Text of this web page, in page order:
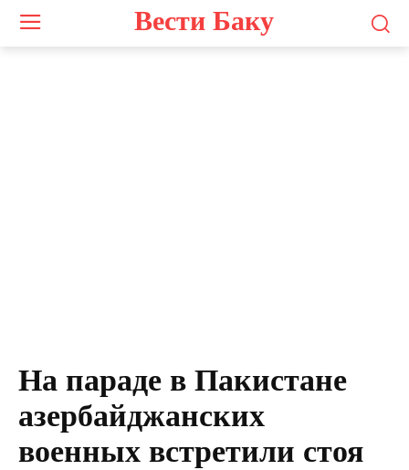
Вести Баку
На параде в Пакистане
азербайджанских
военных встретили стоя